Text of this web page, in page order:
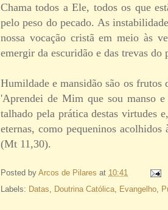
Chama todos a Ele, todos os que
pelo peso do pecado. As
nossa vocação cristã em meio às
emergir da escuridão e das trevas do
Humildade e mansidão são os frutos
'Aprendei de Mim que sou manso
talhado pela prática destas virtudes
eternas, como pequeninos
(Mt 11,30).
Posted by Arcos de Pilares at 10:41
Labels: Datas Doutrina Católica Evangelho